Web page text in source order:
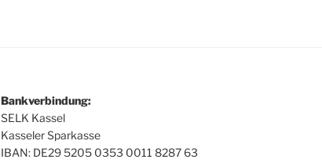
Bankverbindung:
SELK Kassel
Kasseler Sparkasse
IBAN: DE29 5205 0353 0011 8287 63